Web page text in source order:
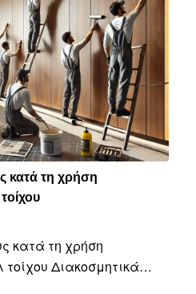
κατά τη χρήση
κατά τη χρήση
Διακοσμητικά…